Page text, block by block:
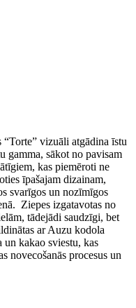
“Torte” vizuāli atgādina īstu
gamma, sākot no pavisam
kas piemēroti ne
īpašajam dizainam,
svarīgos un nozīmīgos
Ziepes izgatavotas no
tādejādi saudzīgi, bet
ar Auzu kodola
un kakao sviestu, kas
novecošanās procesus un